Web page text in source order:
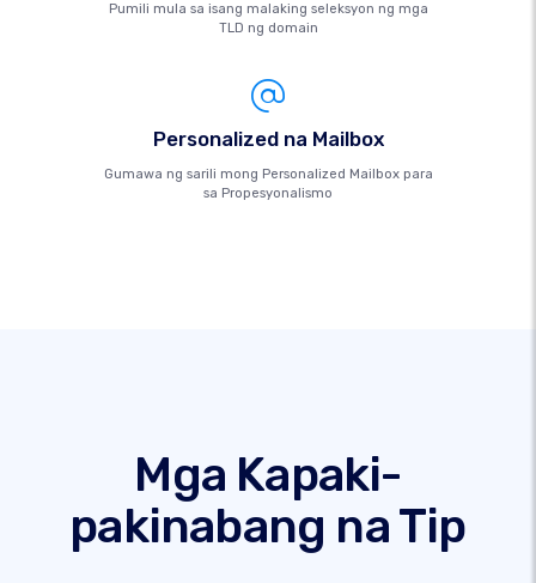
Pumili mula sa isang malaking seleksyon ng mga
TLD ng domain
Personalized na Mailbox
Gumawa ng sarili mong Personalized Mailbox para
sa Propesyonalismo
Mga Kapaki-
pakinabang na Tip